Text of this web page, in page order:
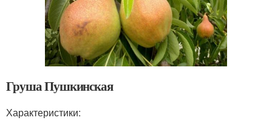
Груша Пушкинская
Характеристики: